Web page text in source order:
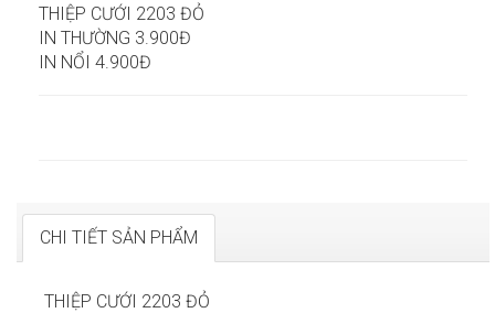
THIỆP CƯỚI 2203 ĐỎ
IN THƯỜNG 3.900Đ
IN NỔI 4.900Đ
CHI TIẾT SẢN PHẨM
THIỆP CƯỚI 2203 ĐỎ